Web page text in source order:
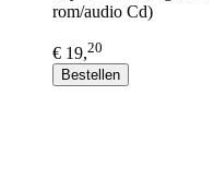
rom/audio Cd)
€ 19,20
Bestellen